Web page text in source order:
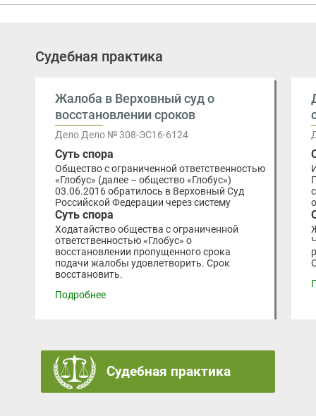
Судебная практика
Жалоба в Верховный суд о
восстановлении сроков
Дело Дело № 308-ЭС16-6124
Суть спора
Общество с ограниченной ответственностью
«Глобус» (далее – общество «Глобус»)
03.06.2016 обратилось в Верховный Суд
Российской Федерации через систему
Суть спора
Ходатайство общества с ограниченной
ответственностью «Глобус» о
восстановлении пропущенного срока
подачи жалобы удовлетворить. Срок
восстановить.
Подробнее
Судебная практика